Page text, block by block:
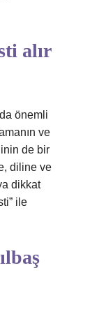
alır
önemli
ve
de bir
diline ve
dikkat
ile